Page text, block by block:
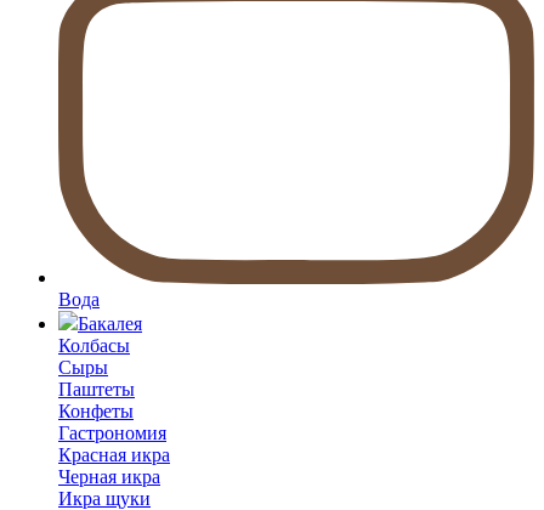
Вода
Бакалея
Колбасы
Сыры
Паштеты
Конфеты
Гастрономия
Красная икра
Черная икра
Икра щуки